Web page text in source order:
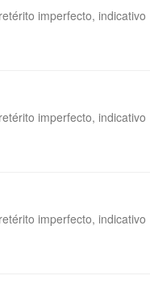
imperfecto, indicativo
imperfecto, indicativo
imperfecto, indicativo